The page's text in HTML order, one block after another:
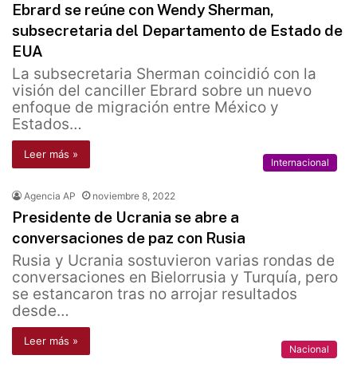
Ebrard se reúne con Wendy Sherman,
subsecretaria del Departamento de Estado de
EUA
La subsecretaria Sherman coincidió con la
visión del canciller Ebrard sobre un nuevo
enfoque de migración entre México y
Estados…
Leer más »
Internacional
Agencia AP noviembre 8, 2022
Presidente de Ucrania se abre a
conversaciones de paz con Rusia
Rusia y Ucrania sostuvieron varias rondas de
conversaciones en Bielorrusia y Turquía, pero
se estancaron tras no arrojar resultados
desde…
Leer más »
Nacional